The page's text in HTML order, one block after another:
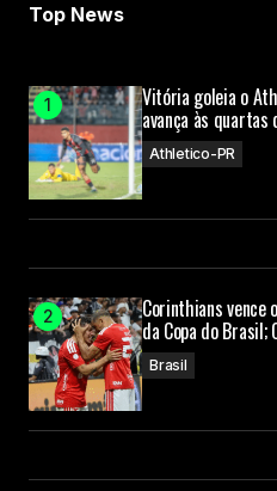
Top News
Vitória goleia o
avança às quartas
Athletico-PR
Corinthians vence
da Copa do Brasil;
Brasil